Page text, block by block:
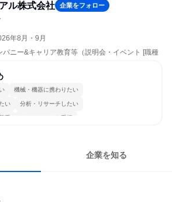
ル株式会社 企業をフォロー
年8月・9月
パニー&キャリア教育等（説明会・イベント [職種
機械・機器に携わりたい
い 分析・リサーチしたい
重 チームワークを重視
企業を知る